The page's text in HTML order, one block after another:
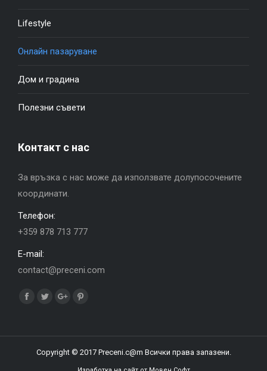
Lifestyle
Онлайн пазаруване
Дом и градина
Полезни съвети
Контакт с нас
За връзка с нас може да използвате долупосочените
координати.
Телефон:
+359 878 713 777
E-mail:
contact@preceni.com
Find us on:
Google+
Copyright © 2017 Preceni.c@m Всички права запазени.